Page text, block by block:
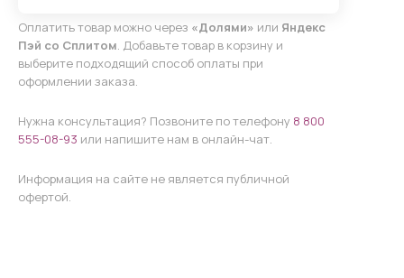
Оплатить товар можно через «Долями» или Яндекс
Пэй со Сплитом. Добавьте товар в корзину и
выберите подходящий способ оплаты при
оформлении заказа.
Нужна консультация? Позвоните по телефону 8 800
555-08-93 или напишите нам в онлайн-чат.
Информация на сайте не является публичной
офертой.